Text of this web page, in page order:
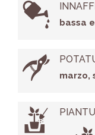
bassa
marzo,